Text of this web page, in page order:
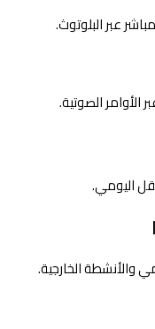
عبر البلوتوث.
الصوتية.
اليومي.
والأنشطة الخارجية.